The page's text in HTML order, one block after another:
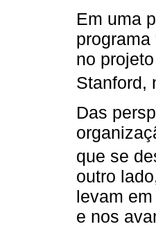
Em uma
programa
no
Stanford,
Das
que se
outro
levam
e nos